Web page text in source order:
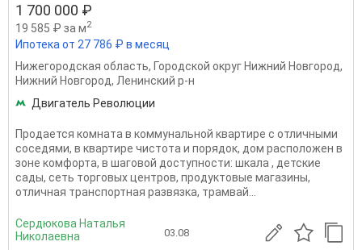
1 700 000 ₽
19 585 ₽ за м2
Ипотека от 27 786 ₽ в месяц
Нижегородская область, Городской округ Нижний Новгород,
Нижний Новгород, Ленинский р-н
Двигатель Революции
Продается комната в коммунальной квартире с отличными
соседями, в квартире чистота и порядок, дом расположен в
зоне комфорта, в шаговой доступности: шкала , детские
сады, сеть торговых центров, продуктовые магазины,
отличная транспортная развязка, трамвай...
Сердюкова Наталья
Николаевна
03.08